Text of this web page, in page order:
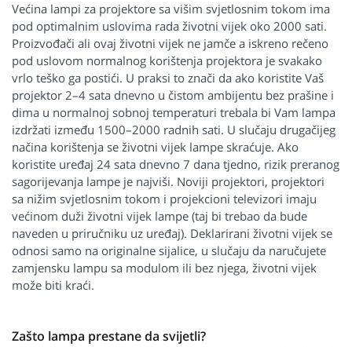
Većina lampi za projektore sa višim svjetlosnim tokom ima
pod optimalnim uslovima rada životni vijek oko 2000 sati.
Proizvođači ali ovaj životni vijek ne jamče a iskreno rečeno
pod uslovom normalnog korištenja projektora je svakako
vrlo teško ga postići. U praksi to znači da ako koristite Vaš
projektor 2–4 sata dnevno u čistom ambijentu bez prašine i
dima u normalnoj sobnoj temperaturi trebala bi Vam lampa
izdržati između 1500–2000 radnih sati. U slučaju drugačijeg
načina korištenja se životni vijek lampe skraćuje. Ako
koristite uređaj 24 sata dnevno 7 dana tjedno, rizik preranog
sagorijevanja lampe je najviši. Noviji projektori, projektori
sa nižim svjetlosnim tokom i projekcioni televizori imaju
većinom duži životni vijek lampe (taj bi trebao da bude
naveden u priručniku uz uređaj). Deklarirani životni vijek se
odnosi samo na originalne sijalice, u slučaju da naručujete
zamjensku lampu sa modulom ili bez njega, životni vijek
može biti kraći.
Zašto lampa prestane da svijetli?